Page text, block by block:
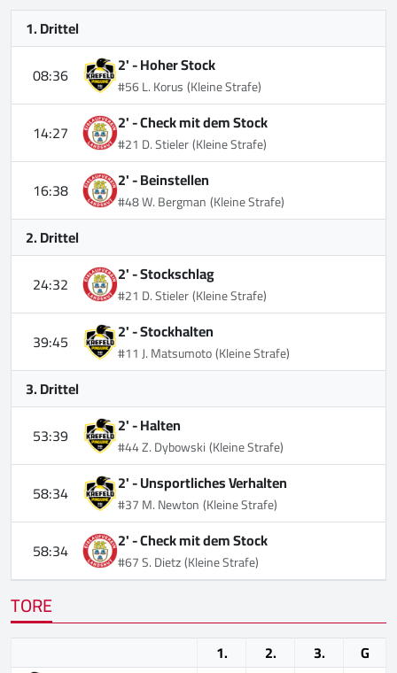
1. Drittel
08:36
2' -Hoher Stock
#56 L. Korus(Kleine Strafe)
14:27 2' -Check mit dem Stock
#21 D. Stieler(Kleine Strafe)
16:38 2' -Beinstellen
#48 W. Bergman(Kleine Strafe)
2. Drittel
24:32
2' -Stockschlag
#21 D. Stieler(Kleine Strafe)
39:45 2' -Stockhalten
#11 J. Matsumoto(Kleine Strafe)
3. Drittel
53:39
2' -Halten
#44 Z. Dybowski(Kleine Strafe)
58:34 2' -Unsportliches Verhalten
#37 M. Newton(Kleine Strafe)
58:34 2' -Check mit dem Stock
#67 S. Dietz(Kleine Strafe)
TORE
1. 2. 3.
G